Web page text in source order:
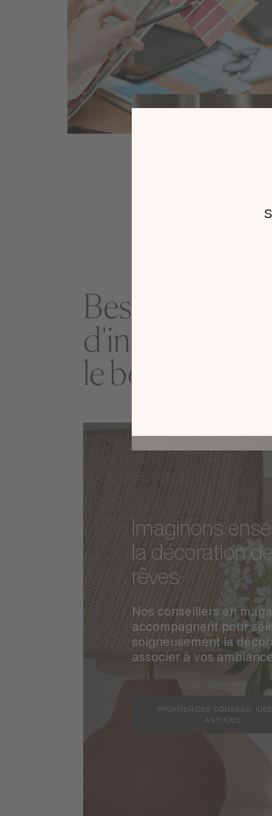
Besoin d'un
d'inspiration
le bon modèle ?
Imaginons
la décoration
rêves
Nos conseillers en
accompagnent pour
soigneusement la
associer à vos
PROFITER DES CONSEILS,
ASTUCES